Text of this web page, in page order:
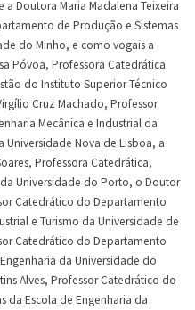
Doutora Maria Madalena Teixeira
de Produção e Sistemas
do Minho, e como vogais a
Póvoa, Professora Catedrática
do Instituto Superior Técnico
Cruz Machado, Professor
Mecânica e Industrial da
Universidade Nova de Lisboa, a
Professora Catedrática,
Universidade do Porto, o Doutor
Catedrático do Departamento
e Turismo da Universidade de
Catedrático do Departamento
da Universidade do
Alves, Professor Catedrático do
da Escola de Engenharia da